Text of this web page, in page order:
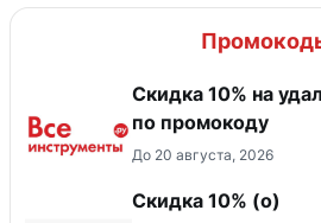
Скидка 10% на
по промокоду
До 20 августа, 2026
Скидка 10% (о)